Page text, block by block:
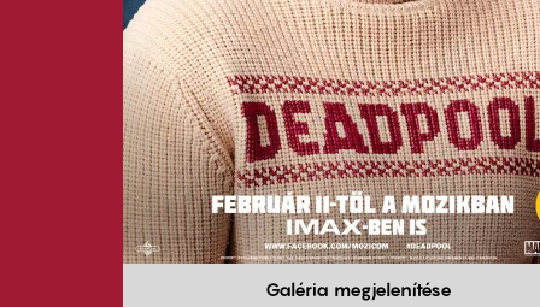
Galéria megjelenítése